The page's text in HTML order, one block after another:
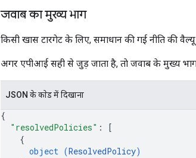
जवाब का मुख्य भाग
किसी खास टारगेट के लिए, समाधान की गई नीति की
अगर एपीआई सही से जुड़ जाता है, ताे जवाब के मुख्य भाग
JSON के काेड में दिखाना
{
"resolvedPolicies" :
[
{
object (ResolvedPolicy)